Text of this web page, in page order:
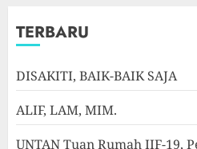
TERBARU
DISAKITI, BAIK-BAIK SAJA
ALIF, LAM, MIM.
UNTAN Tuan Rumah IIF-19,